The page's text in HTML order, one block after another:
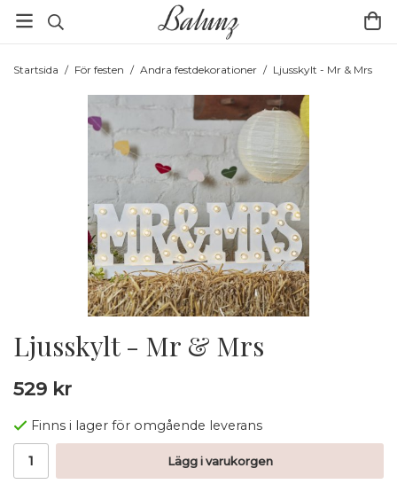
Startsida / För festen / Andra festdekorationer / Ljusskylt - Mr & Mrs
Ljusskylt - Mr & Mrs
529 kr
Finns i lager för omgående leverans
Lägg i varukorgen